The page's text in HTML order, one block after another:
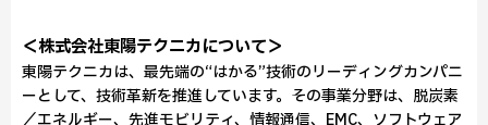
＜株式会社東陽テクニカについて＞
東陽テクニカは、最先端の“はかる”技術のリーディングカンパニ
ーとして、技術革新を推進しています。その事業分野は、脱炭素
／エネルギー、先進モビリティ、情報通信、EMC、ソフトウェア